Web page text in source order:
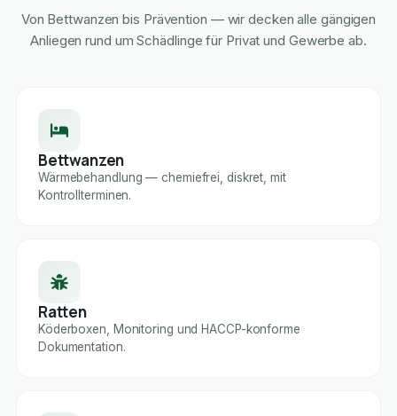
Von Bettwanzen bis Prävention — wir decken alle gängigen
Anliegen rund um Schädlinge für Privat und Gewerbe ab.
Bettwanzen
Wärmebehandlung — chemiefrei, diskret, mit
Kontrollterminen.
Ratten
Köderboxen, Monitoring und HACCP-konforme
Dokumentation.